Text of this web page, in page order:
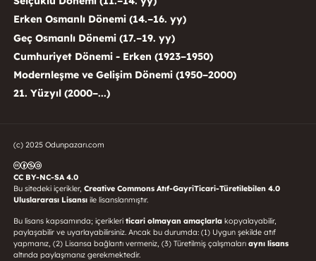
Erken Osmanlı Dönemi (14.–16. yy)
Geç Osmanlı Dönemi (17.–19. yy)
Cumhuriyet Dönemi - Erken (1923–1950)
Modernleşme ve Gelişim Dönemi (1950–2000)
21. Yüzyıl (2000–...)
(c) 2025 Odunpazarı.com
CC BY-NC-SA 4.0
Bu sitedeki içerikler, Creative Commons Atıf-GayriTicari-Türetilebilen 4.0
Uluslararası Lisansı ile lisanslanmıştır.
Bu lisans kapsamında; içerikleri ticari olmayan amaçlarlakopyalayabilir,
paylaşabilir ve uyarlayabilirsiniz. Ancak bu durumda: (1) Uygun şekilde atıf
yapmanız, (2) Lisansa bağlantı vermeniz, (3) Türetilmiş çalışmaları aynı lisans
altında paylaşmanız gerekmektedir.